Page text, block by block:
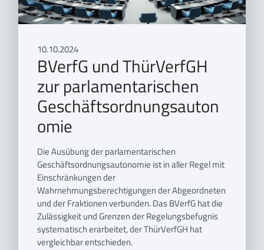
10.10.2024
BVerfG und ThürVerfGH
zur parlamentarischen
Geschäftsordnungsauton
omie
Die Ausübung der parlamentarischen
Geschäftsordnungsautonomie ist in aller Regel mit
Einschränkungen der
Wahrnehmungsberechtigungen der Abgeordneten
und der Fraktionen verbunden. Das BVerfG hat die
Zulässigkeit und Grenzen der Regelungsbefugnis
systematisch erarbeitet, der ThürVerfGH hat
vergleichbar entschieden.